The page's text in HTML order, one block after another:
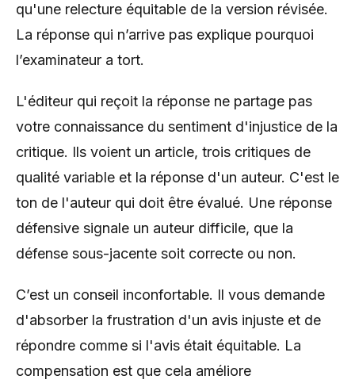
qu'une relecture équitable de la version révisée.
La réponse qui n’arrive pas explique pourquoi
l’examinateur a tort.
L'éditeur qui reçoit la réponse ne partage pas
votre connaissance du sentiment d'injustice de la
critique. Ils voient un article, trois critiques de
qualité variable et la réponse d'un auteur. C'est le
ton de l'auteur qui doit être évalué. Une réponse
défensive signale un auteur difficile, que la
défense sous-jacente soit correcte ou non.
C’est un conseil inconfortable. Il vous demande
d'absorber la frustration d'un avis injuste et de
répondre comme si l'avis était équitable. La
compensation est que cela améliore